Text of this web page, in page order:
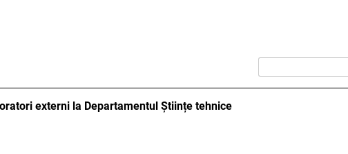
externi la Departamentul Științe tehnice